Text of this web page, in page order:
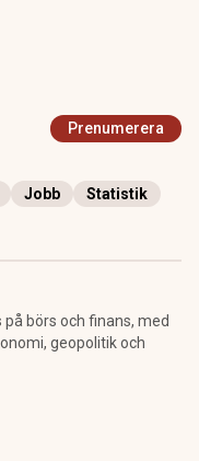
Prenumerera
Jobb
Statistik
börs och finans, med
geopolitik och